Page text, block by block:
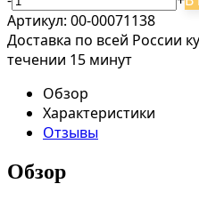
Артикул: 00-00071138
Доставка по всей России
течении 15 минут
Обзор
Характеристики
Отзывы
Обзор